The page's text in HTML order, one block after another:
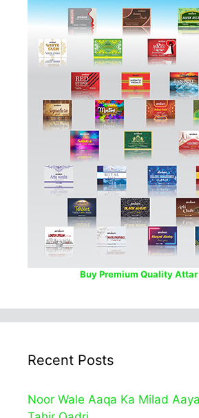
Buy Premium Quality
Recent Posts
Noor Wale Aaqa Ka Milad